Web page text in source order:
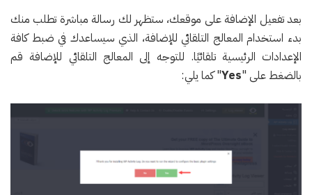
بعد تفعيل الإضافة على موقعك، ستظهر لك رسالة مباشرة تطلب منك
بدء استخدام المعالج التلقائي للإضافة، الذي سيساعدك في ضبط كافة
الإعدادات الرئيسية تلقائيًا. للتوجه إلى المعالج التلقائي للإضافة قم
بالضغط على "Yes" كما يلي: